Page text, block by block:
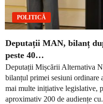
POLITICĂ
Deputații MAN, bilanț
peste 40…
Deputații Mișcării Alternativa
bilanțul primei sesiuni ordinare
mai multe inițiative legislative,
aproximativ 200 de audiențe